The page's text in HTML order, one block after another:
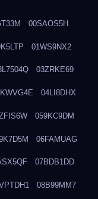
00SAOS5H
01WS9NX2
03ZRKE69
04LI8DHX
059KC9DM
06FAMUAG
07BDB1DD
08B99MM7